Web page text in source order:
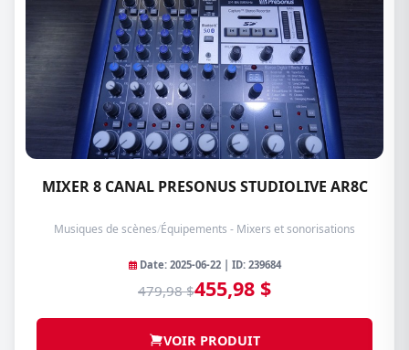
MIXER 8 CANAL PRESONUS STUDIOLIVE AR8C
Musiques de scènes/Équipements - Mixers et sonorisations
Date: 2025-06-22 | ID: 239684
479,98 $455,98 $
VOIR PRODUIT